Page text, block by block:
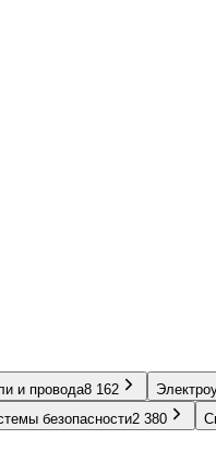
и провода8 162
безопасности2 380